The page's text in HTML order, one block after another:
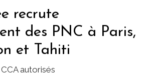
recrute
des PNC à Paris,
et Tahiti
autorisés